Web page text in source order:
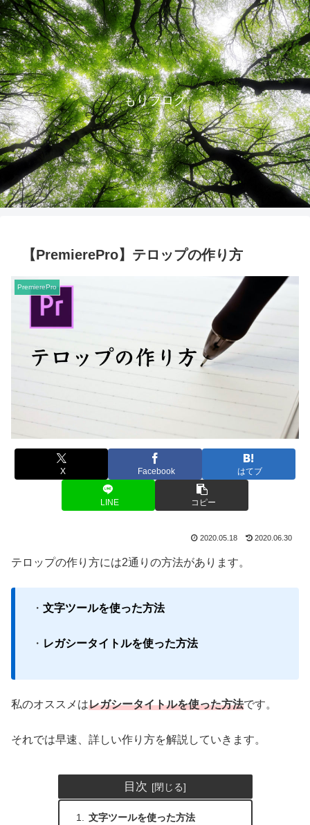
もりブログ
【PremierePro】テロップの作り方
PremierePro
X Facebook はてブ
LINE コピー
2020.05.18 2020.06.30
テロップの作り方には2通りの方法があります。
・ 文字ツールを使った方法
・ レガシータイトルを使った方法
私のオススメはレガシータイトルを使った方法です。
それでは早速、詳しい作り方を解説していきます。
目次
文字ツールを使った方法